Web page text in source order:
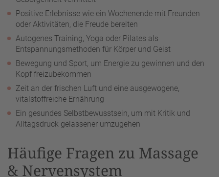
Positive Erlebnisse wie ein Wochenende mit Freunden
oder Aktivitäten, die Freude bereiten
Autogenes Training, Yoga oder Pilates als
Entspannungsmethoden für Körper und Geist
Bewegung und Sport, um Energie zu gewinnen und den
Kopf freizubekommen
Zeit an der frischen Luft und eine ausgewogene,
vitalstoffreiche Ernährung
Ein gesundes Selbstbewusstsein, um mit Kritik und
Alltagsdruck gelassener umzugehen
Häufige Fragen zu Massage
& Nervensystem